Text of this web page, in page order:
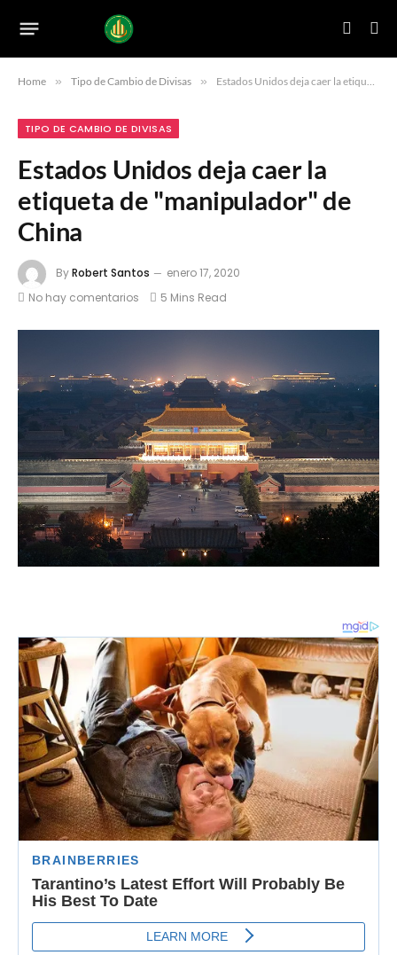
Home » Tipo de Cambio de Divisas » Estados Unidos deja caer la etiqueta de "manipulador" de China
TIPO DE CAMBIO DE DIVISAS
Estados Unidos deja caer la
etiqueta de "manipulador" de
China
ByRobert Santos
enero 17, 2020
No hay comentarios
5 Mins Read